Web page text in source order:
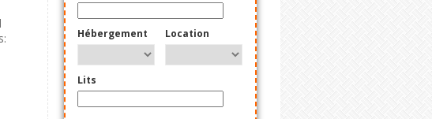
Hébergement Location
Lits